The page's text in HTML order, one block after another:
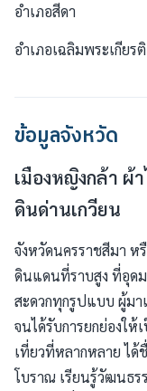
อำเภอสีดา
อำเภอเฉลิมพระเกียร
ข้อมูลจังหวัด
เมืองหญิงกล้า ผ้
ดินด่านเกวียน
จังหวัดนครราชสีมา ห
ดินแดนที่ราบสูง ที่อุด
สะดวกทุกรูปแบบ ผู้มา
จนได้รับการยกย่องให้
เที่ยวที่หลากหลาย ไ
โบราณ เรียนรู้วัฒนธร